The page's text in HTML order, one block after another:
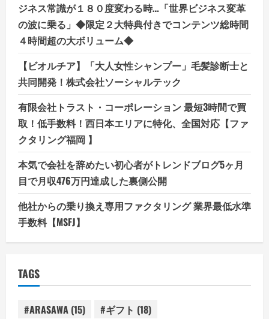
ジネス常識が１８０度変わる時…「世界ビジネス変革
の波に乗る」◆限定２大特典付きでコンテンツ総時間
４時間超の大ボリューム◆
【ビオルチア】「大人女性シャンプー」毛髪診断士と
共同開発！株式会社ソーシャルテック
有限会社トラスト・コーポレーション 最短3時間で買
取！低手数料！西日本エリアに特化、全国対応【ファ
クタリング福岡 】
本気で会社を辞めたい初心者がトレンドブログ5ヶ月
目で月収476万円達成した裏側公開
他社からの乗り換え専用ファクタリング 業界最低水準
手数料【MSFJ】
TAGS
#ARASAWA (15) #ギフト (18)